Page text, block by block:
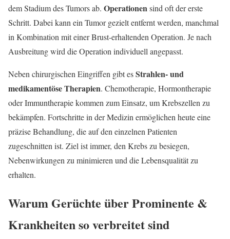
dem Stadium des Tumors ab. Operationensind oft der erste
Schritt. Dabei kann ein Tumor gezielt entfernt werden, manchmal
in Kombination mit einer Brust-erhaltenden Operation. Je nach
Ausbreitung wird die Operation individuell angepasst.
Neben chirurgischen Eingriffen gibt esStrahlen- und
medikamentöse Therapien. Chemotherapie, Hormontherapie
oder Immuntherapie kommen zum Einsatz, um Krebszellen zu
bekämpfen. Fortschritte in der Medizin ermöglichen heute eine
präzise Behandlung, die auf den einzelnen Patienten
zugeschnitten ist. Ziel ist immer, den Krebs zu besiegen,
Nebenwirkungen zu minimieren und die Lebensqualität zu
erhalten.
Warum Gerüchte über Prominente &
Krankheiten so verbreitet sind